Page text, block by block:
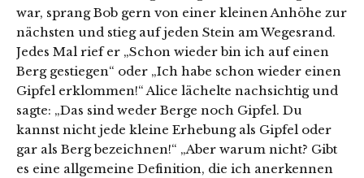
war, sprang Bob gern von einer kleinen Anhöhe zur
nächsten und stieg auf jeden Stein am Wegesrand.
Jedes Mal rief er „Schon wieder bin ich auf einen
Berg gestiegen“ oder „Ich habe schon wieder einen
Gipfel erklommen!“ Alice lächelte nachsichtig und
sagte: „Das sind weder Berge noch Gipfel. Du
kannst nicht jede kleine Erhebung als Gipfel oder
gar als Berg bezeichnen!“ „Aber warum nicht? Gibt
es eine allgemeine Definition, die ich anerkennen